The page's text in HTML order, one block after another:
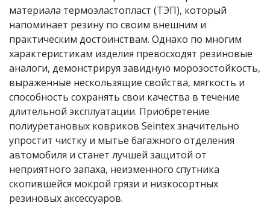
материала термоэластопласт (ТЭП), который
напоминает резину по своим внешним и
практическим достоинствам. Однако по многим
характеристикам изделия превосходят резиновые
аналоги, демонстрируя завидную морозостойкость,
выраженные нескользящие свойства, мягкость и
способность сохранять свои качества в течение
длительной эксплуатации. Приобретение
полиуретановых ковриков Seintex значительно
упростит чистку и мытье багажного отделения
автомобиля и станет лучшей защитой от
неприятного запаха, неизменного спутника
скопившейся мокрой грязи и низкосортных
резиновых аксессуаров.